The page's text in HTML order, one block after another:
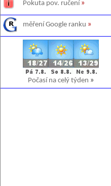
Pokuta pov. ručení »
měření Google ranku »
Počasí na celý týden »